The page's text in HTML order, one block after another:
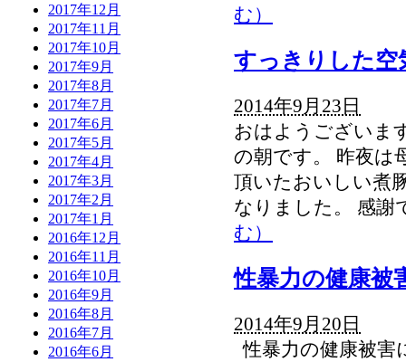
2017年12月
2017年11月
2017年10月
2017年9月
2017年8月
2017年7月
2017年6月
2017年5月
2017年4月
2017年3月
2017年2月
2017年1月
2016年12月
2016年11月
2016年10月
2016年9月
2016年8月
2016年7月
2016年6月
む）
すっきりした
2014年9月23日
おはようございま
の朝です。 昨夜は
頂いたおいしい煮
なりました。 感
む）
性暴力の健康
2014年9月20日
性暴力の健康被害